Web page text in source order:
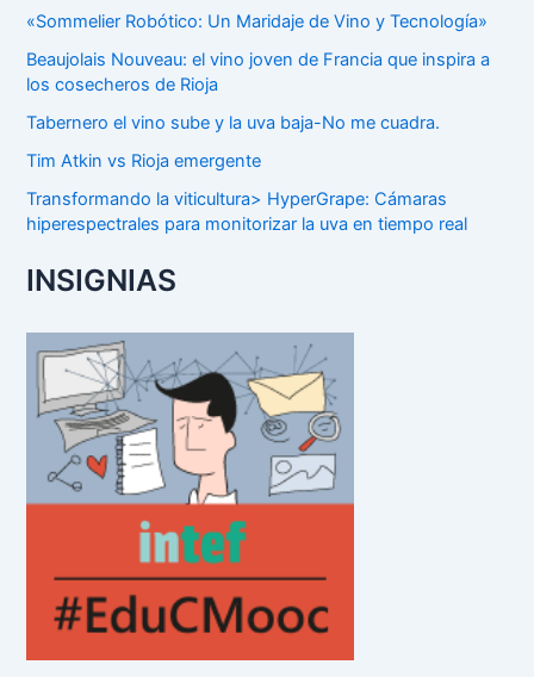
«Sommelier Robótico: Un Maridaje de Vino y Tecnología»
Beaujolais Nouveau: el vino joven de Francia que inspira a
los cosecheros de Rioja
Tabernero el vino sube y la uva baja-No me cuadra.
Tim Atkin vs Rioja emergente
Transformando la viticultura> HyperGrape: Cámaras
hiperespectrales para monitorizar la uva en tiempo real
INSIGNIAS